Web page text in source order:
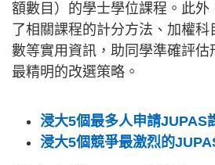
額數目）的學士學位課程。此外
了相關課程的計分方法、加權
數等實用資訊，助同學準確評估
最精明的改選策略。
浸大5個最多人申請JUPAS
浸大5個競爭最激烈的